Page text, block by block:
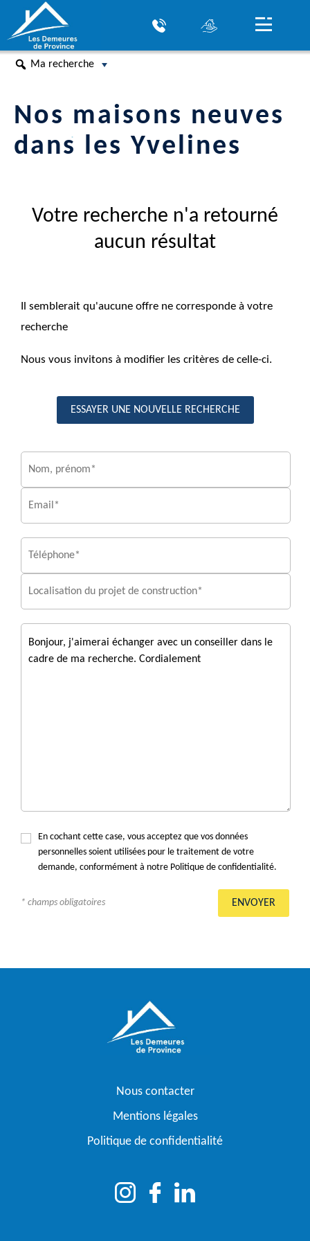
Ma recherche
Nos maisons neuves
dans les Yvelines
Votre recherche n'a retourné
aucun résultat
Il semblerait qu'aucune offre ne corresponde à votre
recherche
Nous vous invitons à modifier les critères de celle-ci.
ESSAYER UNE NOUVELLE RECHERCHE
En cochant cette case, vous acceptez que vos données
personnelles soient utilisées pour le traitement de votre
demande, conformément à notre Politique de confidentialité.
* champs obligatoires
Nous contacter
Mentions légales
Politique de confidentialité